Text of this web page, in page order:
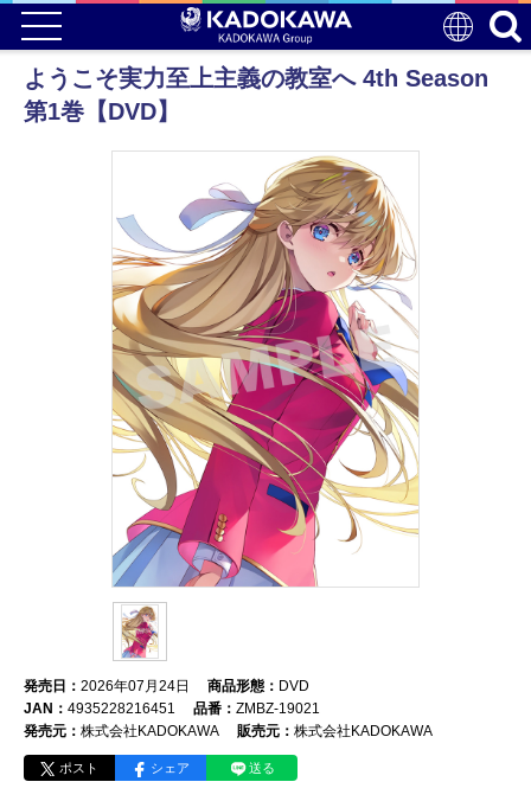
ようこそ実力至上主義の教室へ 4th Season
第1巻【DVD】
発売日： 2026年07月24日 商品形態： DVD
JAN： 4935228216451 品番： ZMBZ-19021
発売元： 株式会社KADOKAWA 販売元： 株式会社KADOKAWA
ポスト シェア 送る